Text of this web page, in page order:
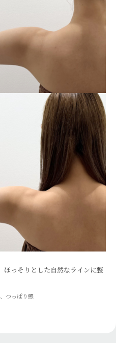
ほっそりとした自然なラインに整
つっぱり感